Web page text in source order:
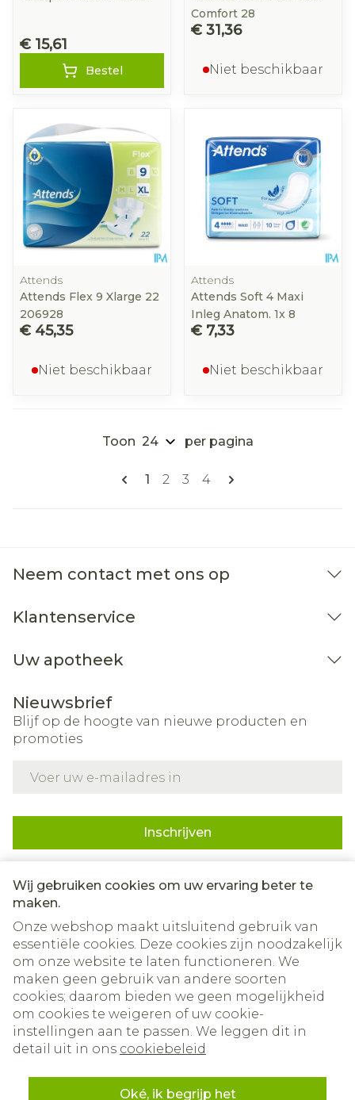
Wij gebruiken cookies om uw ervaring beter te
maken.
Onze webshop maakt uitsluitend gebruik van
essentiële cookies. Deze cookies zijn noodzakelijk
om onze website te laten functioneren. We
maken geen gebruik van andere soorten
cookies; daarom bieden we geen mogelijkheid
om cookies te weigeren of uw cookie-
instellingen aan te passen. We leggen dit in
detail uit in ons cookiebeleid
Oké, ik begrijp het
€ 15,61
Bestel
Comfort 28
€ 31,36
Niet beschikbaar
Attends
Attends Flex 9 Xlarge 22
206928
€ 45,35
Niet beschikbaar
Attends
Attends Soft 4 Maxi
Inleg Anatom. 1x 8
€ 7,33
Niet beschikbaar
Pagina's
U lees momenteel pagina
1 Pagina
2 Pagina
3 Pagina
4
Toon per pagina
Neem contact met ons op
Klantenservice
Uw apotheek
Nieuwsbrief
Blijf op de hoogte van nieuwe producten en
promoties
Inschrijven
nieuwsbrief en gaat u akkoord met onzeprivacy policy
Juridische links